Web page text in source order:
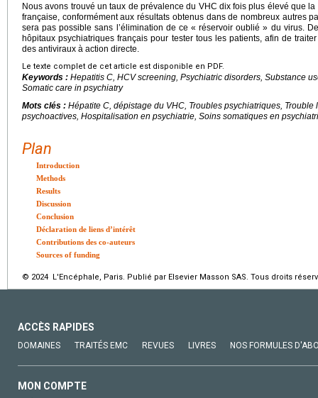
Nous avons trouvé un taux de prévalence du VHC dix fois plus élevé que
française, conformément aux résultats obtenus dans de nombreux autres
sera pas possible sans l’élimination de ce « réservoir oublié » du virus.
hôpitaux psychiatriques français pour tester tous les patients, afin de
des antiviraux à action directe.
Le texte complet de cet article est disponible en PDF.
Keywords : Hepatitis C, HCV screening, Psychiatric disorders, Substance
Somatic care in psychiatry
Mots clés : Hépatite C, dépistage du VHC, Troubles psychiatriques, Trouble
psychoactives, Hospitalisation en psychiatrie, Soins somatiques en
Plan
Introduction
Methods
Results
Discussion
Conclusion
Déclaration de liens d’intérêt
Contributions des co-auteurs
Sources of funding
© 2024 L'Encéphale, Paris. Publié par Elsevier Masson SAS. Tous droits
ACCÈS RAPIDES
DOMAINES TRAITÉS EMC REVUES LIVRES NOS FORMULES
MON COMPTE